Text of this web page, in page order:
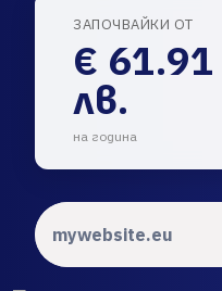
ЗАПОЧВАЙКИ ОТ
€
лв.
на година